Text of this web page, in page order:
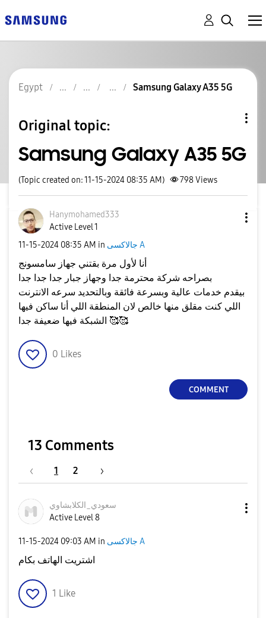
Egypt Samsung Galaxy A35 5G
Original topic:
Samsung Galaxy A35 5G
(Topic created on: 11-15-2024 08:35 AM) 798Views
Hanymohamed333
Active Level 1
‎11-15-2024 08:35 AM in جالاكسى A
بيقدم خدمات عالية وبسرعة فائقة وبالتحديد سرعه الانترنت
اللي كنت مقلق منها خالص لان المنطقة اللي أنا ساكن فيها
الشبكة فيها ضعيفة جدا 🥰🥰
0 Likes
COMMENT
13 Comments
1 2
سعودي_الكلابشاوي
Active Level 8
‎11-15-2024 09:03 AM in جالاكسى A
اشتريت الهاتف بكام
1 Like